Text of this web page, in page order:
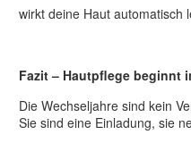
wirkt deine Haut automatisch
Fazit – Hautpflege beginnt
Die Wechseljahre sind kein
Sie sind eine Einladung, sie